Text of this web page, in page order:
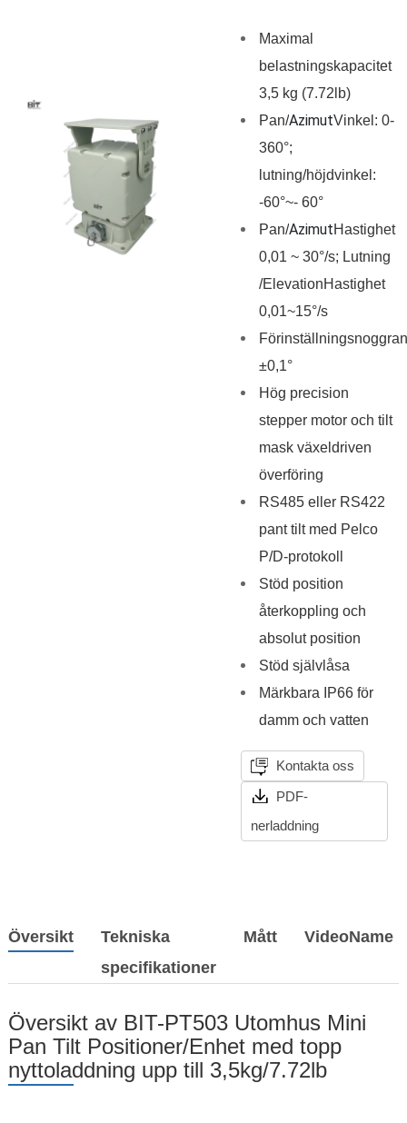
Maximal
belastningskapacitet
3,5 kg (7.72lb)
Pan/AzimutVinkel: 0-
360°;
lutning/höjdvinkel:
-60°~- 60°
Pan/AzimutHastighet
0,01 ~ 30°/s; Lutning
/ElevationHastighet
0,01~15°/s
±0,1°
Hög precision
stepper motor och tilt
mask växeldriven
överföring
RS485 eller RS422
pant tilt med Pelco
P/D-protokoll
Stöd position
återkoppling och
absolut position
Stöd självlåsa
Märkbara IP66 för
damm och vatten
Kontakta oss
PDF-
nerladdning
Översikt
Tekniska
specifikationer
Mått VideoName
Översikt av BIT-PT503 Utomhus Mini
Pan Tilt Positioner/Enhet med topp
nyttoladdning upp till 3,5kg/7.72lb